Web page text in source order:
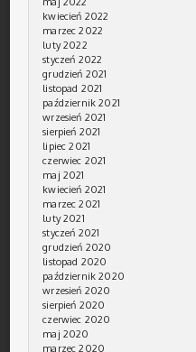
kwiecień 2022
marzec 2022
luty 2022
styczeń 2022
grudzień 2021
listopad 2021
październik 2021
wrzesień 2021
sierpień 2021
lipiec 2021
czerwiec 2021
maj 2021
kwiecień 2021
marzec 2021
luty 2021
styczeń 2021
grudzień 2020
listopad 2020
październik 2020
wrzesień 2020
sierpień 2020
czerwiec 2020
maj 2020
marzec 2020